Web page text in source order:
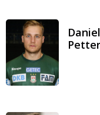
Daniel